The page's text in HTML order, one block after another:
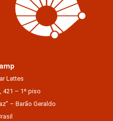
Lattes
421 – 1º piso
– Barão Geraldo